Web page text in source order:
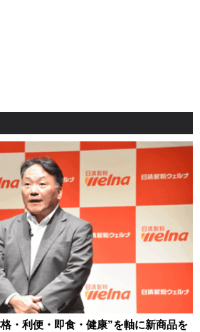
・利便・即食・健康”を軸に新商品を